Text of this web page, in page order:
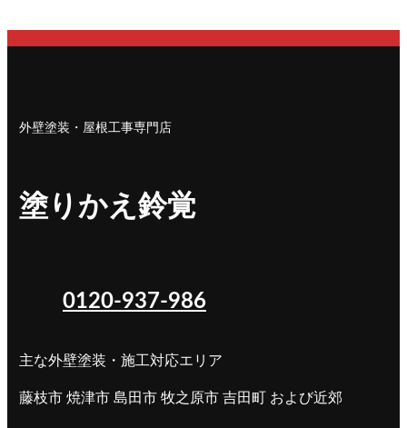
外壁塗装・屋根工事専門店
塗りかえ鈴覚
0120-937-986
主な外壁塗装・施工対応エリア
藤枝市 焼津市 島田市 牧之原市 吉田町 および近郊